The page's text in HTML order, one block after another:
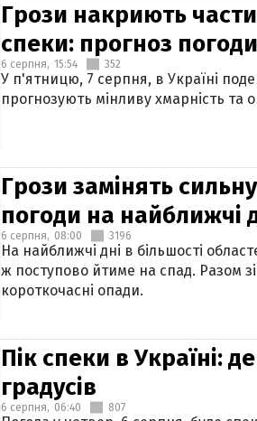
Грози накриють
спеки: прогноз
6 серпня, 15:54 352
У п'ятницю, 7 серпня, в Україні
прогнозують мінливу хмарність та
Грози замінять
погоди на найближчі
6 серпня, 08:00 3196
На найближчі дні в більшості
ж поступово йтиме на спад. Разом
короткочасні опади.
Пік спеки в Україні:
градусів
6 серпня, 06:40 807